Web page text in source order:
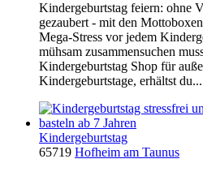
Kindergeburtstag feiern: ohne
gezaubert - mit den
Mega-Stress vor jedem
mühsam zusammensuchen
Kindergeburtstag Shop für
Kindergeburtstage, erhältst du...
Kindergeburtstag
65719 Hofheim am Taunus